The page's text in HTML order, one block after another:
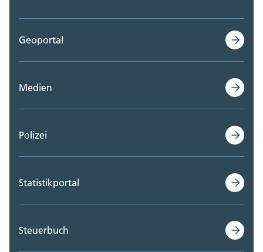
Geoportal
Medien
Polizei
Statistikportal
Steuerbuch